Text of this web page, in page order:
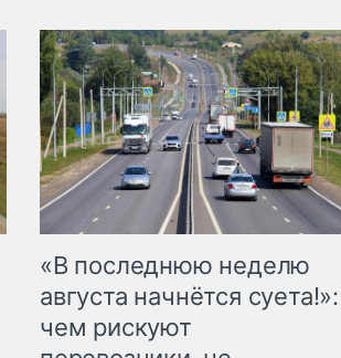
«В последнюю неделю
августа начнётся суета!»:
чем рискуют